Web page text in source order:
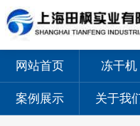
网站首页 冻干机
案例展示 关于我